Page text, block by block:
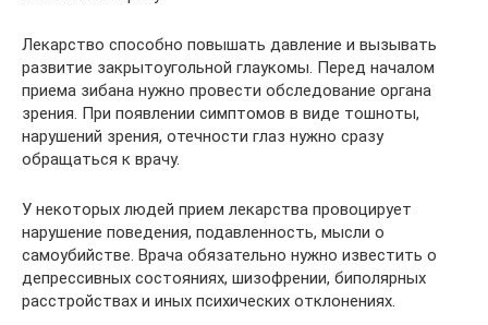
Лекарство способно повышать давление и вызывать
развитие закрытоугольной глаукомы. Перед началом
приема зибана нужно провести обследование органа
зрения. При появлении симптомов в виде тошноты,
нарушений зрения, отечности глаз нужно сразу
обращаться к врачу.
У некоторых людей прием лекарства провоцирует
нарушение поведения, подавленность, мысли о
самоубийстве. Врача обязательно нужно известить о
депрессивных состояниях, шизофрении, биполярных
расстройствах и иных психических отклонениях.